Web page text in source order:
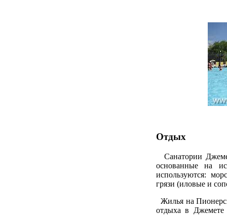
Отдых
Санатории
основанные на
используются:
грязи (иловые и
Жилья на
отдыха в